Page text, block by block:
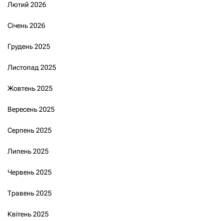
Лютий 2026
Січень 2026
Грудень 2025
Листопад 2025
Жовтень 2025
Вересень 2025
Серпень 2025
Липень 2025
Червень 2025
Травень 2025
Квітень 2025